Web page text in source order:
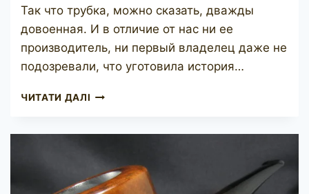
Так что трубка, можно сказать, дважды
довоенная. И в отличие от нас ни ее
производитель, ни первый владелец даже не
подозревали, что уготовила история…
ЧИТАТИ ДАЛІ LOUIS
1912